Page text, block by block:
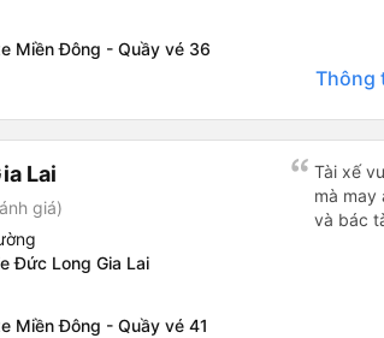
Miền Đông - Quầy vé 36
Thông
Lai
giá)
Đức Long Gia Lai
Miền Đông - Quầy vé 41
Tài xế
mà may
và bác